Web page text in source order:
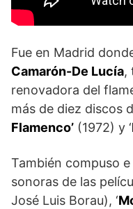
Fue en Madrid
Camarón-De Lucía,
renovadora del
más de diez discos
Flamenco’ (1972) y ‘
También compuso
sonoras de las
José Luis Borau), ‘